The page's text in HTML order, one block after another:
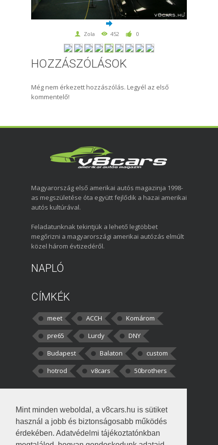
Mint minden weboldal, a v8cars.hu is sütiket
használ a jobb és biztonságosabb működés
érdekében. Adatvédelmi tájékoztatónkban
Zola 452 0
HOZZÁSZÓLÁSOK
Még nem érkezett hozzászólás. Legyél az első
kommentelő!
Magyarország első amerikai autós magazinja 1998-
as megszületése óta együtt fejlődik a hazai amerikai
autós kultúrával.
Feladatunknak tekintjük a lehető legtöbbet
megőrizni a magyarországi amerikai autózás elmúlt
közel három évtizedéről.
NAPLÓ
CÍMKÉK
meet ACCH
Komárom
pre65
Lurdy
DNY
Budapest
Balaton
custom
hotrod
v8cars 50brothers
kortisz:Elszúrtam! Én csak két
darabbaal számoltam. Nem tudtam, hogy fél autót,